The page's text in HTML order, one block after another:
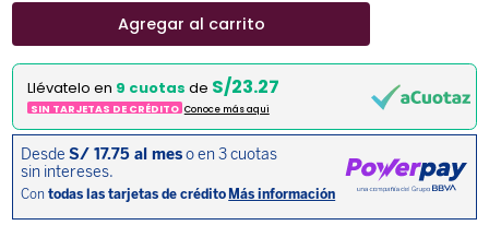
Agregar al carrito
Llévatelo en 9 cuotas de S/23.27
SIN TARJETAS DE CRÉDITO Conoce más aqui